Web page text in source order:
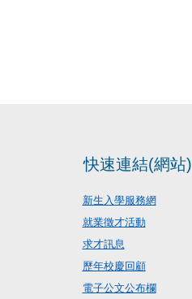
快速連結(網站)
新生入學服務網
就業徵才活動
求才訊息
歷年校慶回顧
電子公文公布欄